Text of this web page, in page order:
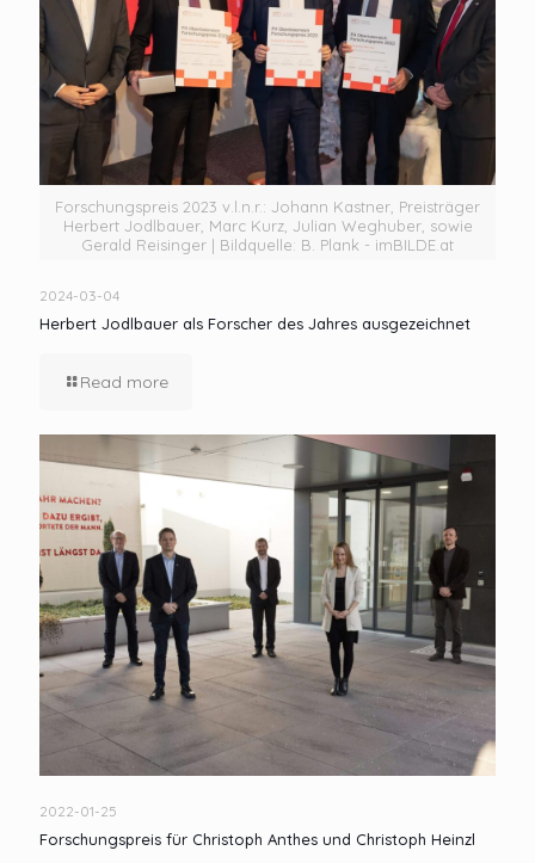
Forschungspreis 2023 v.l.n.r.: Johann Kastner, Preisträger
Herbert Jodlbauer, Marc Kurz, Julian Weghuber, sowie
Gerald Reisinger | Bildquelle: B. Plank - imBILDE.at
2024-03-04
Herbert Jodlbauer als Forscher des Jahres ausgezeichnet
Read more
2022-01-25
Forschungspreis für Christoph Anthes und Christoph Heinzl